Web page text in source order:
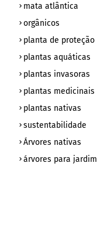
mata atlântica
orgânicos
planta de proteção
plantas aquáticas
plantas invasoras
plantas medicinais
plantas nativas
sustentabilidade
Árvores nativas
árvores para jardim